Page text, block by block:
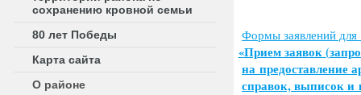
сохранению кровной семьи
80 лет Победы
Карта сайта
О районе
Формы заявлений для
«Прием заявок(
на предоставление
справок, выписок и